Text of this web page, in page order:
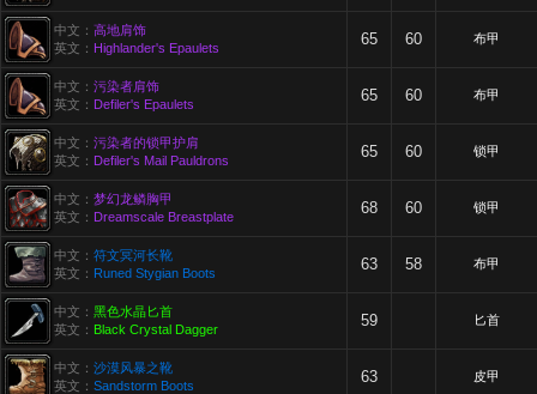
中文： 高地肩饰
英文： Highlander's Epaulets 65 60 布甲
中文： 污染者肩饰
英文： Defiler's Epaulets 65 60 布甲
中文： 污染者的锁甲护肩
英文： Defiler's Mail Pauldrons 65 60 锁甲
中文： 梦幻龙鳞胸甲
英文： Dreamscale Breastplate 68 60 锁甲
中文： 符文冥河长靴
英文： Runed Stygian Boots 63 58 布甲
中文： 黑色水晶匕首
英文： Black Crystal Dagger 59 匕首
中文： 沙漠风暴之靴
英文： Sandstorm Boots 63 皮甲